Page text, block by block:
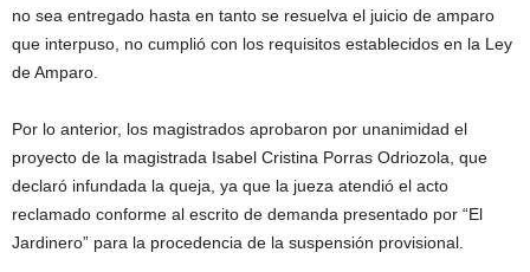
no sea entregado hasta en tanto se resuelva el juicio de amparo
que interpuso, no cumplió con los requisitos establecidos en la Ley
de Amparo.
Por lo anterior, los magistrados aprobaron por unanimidad el
proyecto de la magistrada Isabel Cristina Porras Odriozola, que
declaró infundada la queja, ya que la jueza atendió el acto
reclamado conforme al escrito de demanda presentado por “El
Jardinero” para la procedencia de la suspensión provisional.